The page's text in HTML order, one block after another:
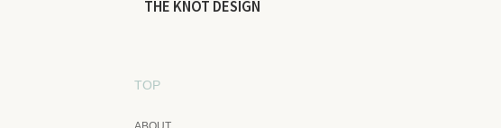
THE KNOT DESIGN
TOP